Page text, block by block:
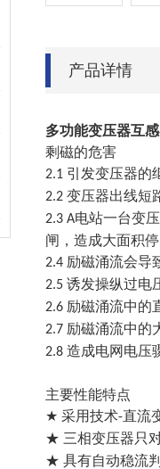
产品详情
多功能变压器互
剩磁的危害
2.1 引发变压器的
2.2 变压器出线短
2.3 A电站一台变
闸，造成大面积
2.4 励磁涌流会导
2.5 诱发操纵过电
2.6 励磁涌流中的
2.7 励磁涌流中的
2.8 造成电网电压
主要性能特点
★ 采用技术-直流
★ 三相变压器只
★ 具有自动稳流